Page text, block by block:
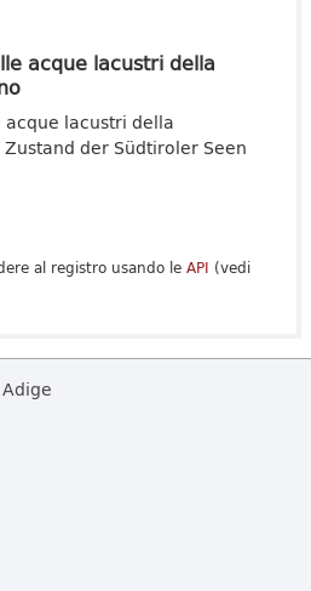
acque lacustri della
lacustri della
der Südtiroler Seen
al registro usando le API (vedi